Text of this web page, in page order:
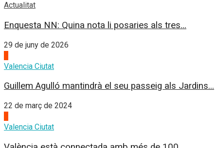
Actualitat
Enquesta NN: Quina nota li posaries als tres...
29 de juny de 2026
Valencia Ciutat
Guillem Agulló mantindrà el seu passeig als Jardins...
22 de març de 2024
Valencia Ciutat